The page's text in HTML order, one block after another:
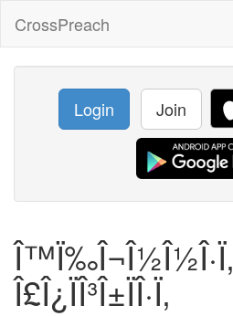
CrossPreach
Login Join
Î™Ï‰Î¬Î½Î½Î·Ï‚
Î£Î¿ÏÎ³Î±ÏÎ·Ï‚